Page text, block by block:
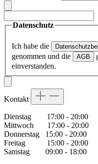
Datenschutz
Ich habe die
genommen und die
AGB
einverstanden.
Kontakt
Dienstag 17:00 - 20:00
Mittwoch 17:00 - 20:00
Donnerstag 15:00 - 20:00
Freitag 15:00 - 20:00
Samstag 09:00 - 18:00